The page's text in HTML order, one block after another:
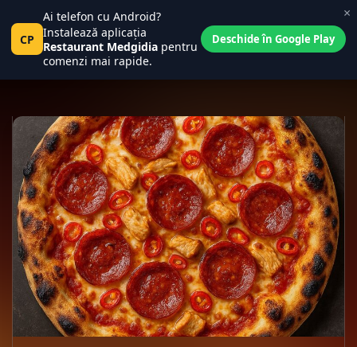
Central Place
Tanța și Costel
0
Pct 0
×
CP
Ai telefon cu Android?
Instalează aplicația
Restaurant Medgidia pentru
comenzi mai rapide.
Deschide în Google Play